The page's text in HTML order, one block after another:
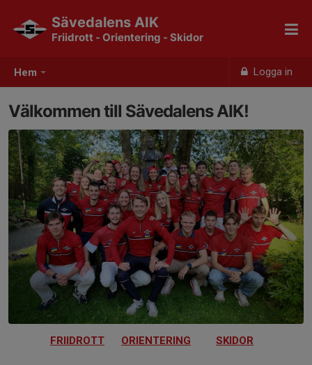
Hem Logga in
Sävedalens AIK
Friidrott - Orientering - Skidor
Välkommen till Sävedalens AIK!
FRIIDROTT ORIENTERING SKIDOR